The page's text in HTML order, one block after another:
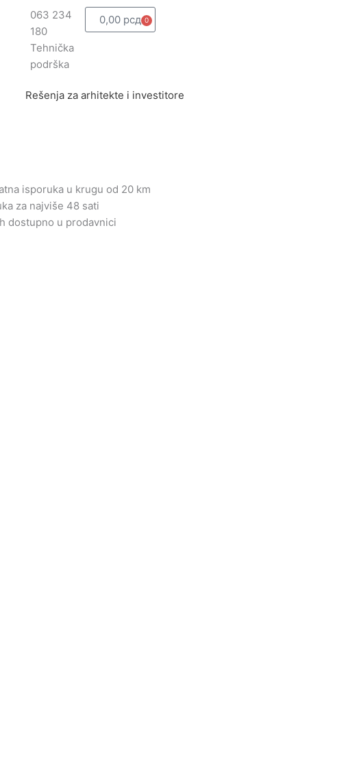
063 234
180
Tehnička
podrška
0,00 рсд 0
Cart
Rešenja za arhitekte i investitore
isporuka u krugu od 20 km
za najviše 48 sati
dostupno u prodavnici